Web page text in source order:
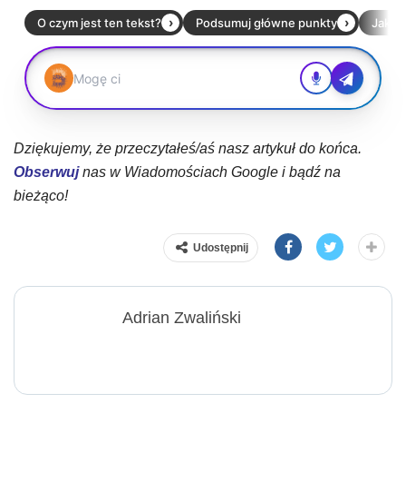
Dziękujemy, że przeczytałeś/aś nasz artykuł do końca.
Obserwujnas w Wiadomościach Google i bądź na
bieżąco!
Udostępnij
Adrian Zwaliński